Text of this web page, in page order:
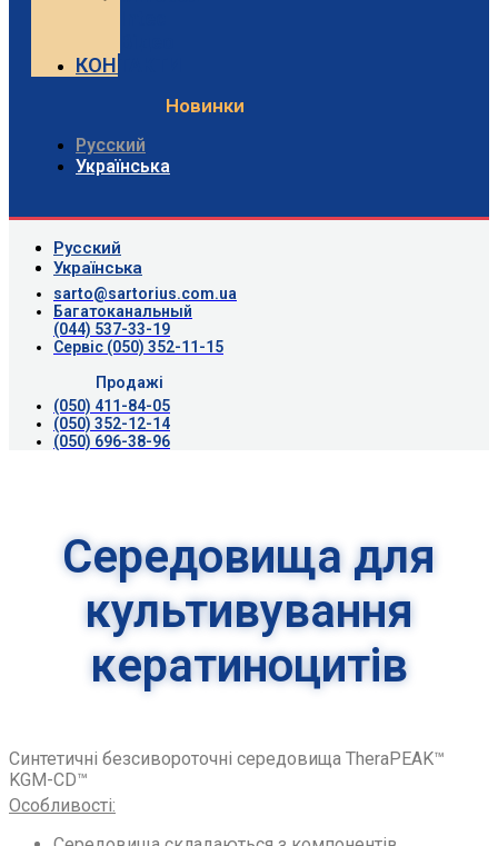
КОНТАКТИ
Новинки
Русский
Українська
Русский
Українська
sarto@sartorius.com.ua
Багатоканальный
(044) 537-33-19
Сервіс (050) 352-11-15
Продажі
(050) 411-84-05
(050) 352-12-14
(050) 696-38-96
Середовища для
культивування
кератиноцитів
Синтетичні безсивороточні середовища TheraPEAK™
KGM-CD™
Особливості: